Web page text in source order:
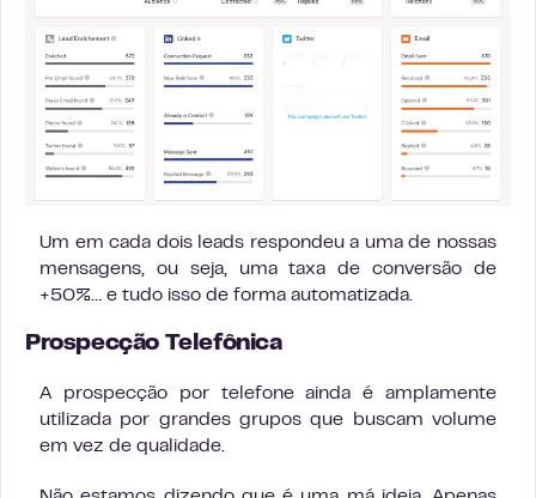
Um em cada dois leads respondeu a uma de nossas
mensagens, ou seja, uma taxa de conversão de
+50%… e tudo isso de forma automatizada.
Prospecção Telefônica
A prospecção por telefone ainda é amplamente
utilizada por grandes grupos que buscam volume
em vez de qualidade.